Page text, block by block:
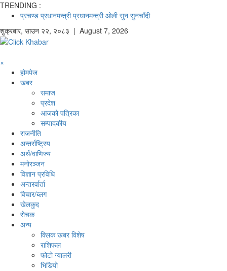
TRENDING :
प्रचण्ड प्रधानमन्त्री प्रधानमन्त्री ओली सुन सुनचाँदी
शुक्रबार, साउन २२, २०८३ | August 7, 2026
×
होमपेज
खबर
समाज
प्रदेश
आजको पत्रिका
सम्पादकीय
राजनीति
अन्तर्राष्ट्रिय
अर्थ/वाणिज्य
मनाेरञ्जन
विज्ञान प्रविधि
अन्तरर्वार्ता
विचार/ब्लग
खेलकुद
रोचक
अन्य
क्लिक खबर विशेष
राशिफल
फोटो ग्यालरी
भिडियो